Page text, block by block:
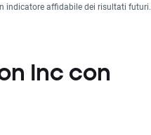
indicatore affidabile dei risultati futuri.
Inc con